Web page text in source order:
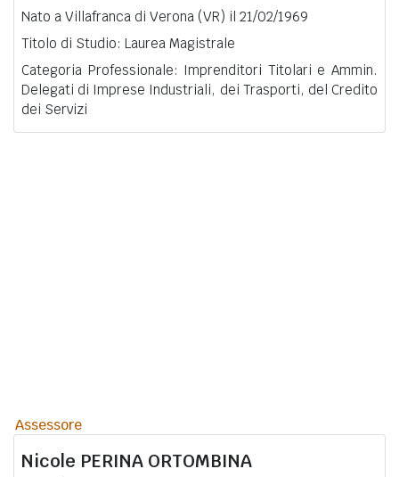
Nato a Villafranca di Verona (VR) il 21/02/1969
Titolo di Studio: Laurea Magistrale
Categoria Professionale: Imprenditori Titolari e Ammin.
Delegati di Imprese Industriali, dei Trasporti, del Credito
dei Servizi
Assessore
Nicole PERINA ORTOMBINA